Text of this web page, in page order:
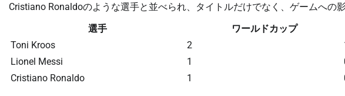
Cristiano Ronaldoのような選手と並べられ、タイトルだけでなく、ゲームへの
選手
ワールドカップ
Toni Kroos
2
Lionel Messi
1
Cristiano Ronaldo
1